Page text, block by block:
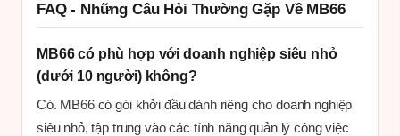
FAQ - Những Câu Hỏi Thường Gặp Về MB66
MB66 có phù hợp với doanh nghiệp siêu nhỏ
(dưới 10 người) không?
Có. MB66 có gói khởi đầu dành riêng cho doanh nghiệp
siêu nhỏ, tập trung vào các tính năng quản lý công việc